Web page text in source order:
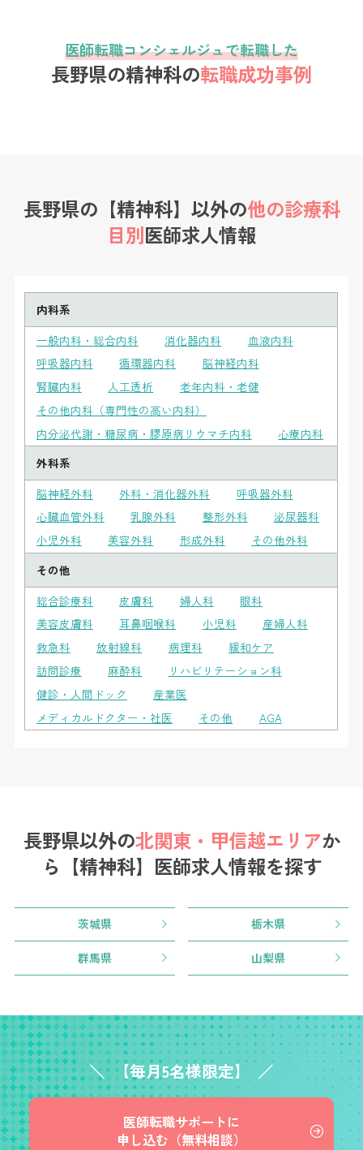
医師転職コンシェルジュで転職した
長野県の精神科の転職成功事例
長野県の【精神科】以外の他の診療科
目別医師求人情報
内科系
一般内科・総合内科
消化器内科
血液内科
呼吸器内科
循環器内科
脳神経内科
腎臓内科
人工透析
老年内科・老健
その他内科（専門性の高い内科）
内分泌代謝・糖尿病・膠原病リウマチ内科
心療内科
外科系
脳神経外科
外科・消化器外科
呼吸器外科
心臓血管外科
乳腺外科 整形外科
泌尿器科
小児外科
美容外科 形成外科
その他外科
その他
総合診療科
皮膚科 婦人科
眼科
美容皮膚科
耳鼻咽喉科 小児科
産婦人科
救急科
放射線科 病理科
緩和ケア
訪問診療
麻酔科
リハビリテーション科
健診・人間ドック
産業医
メディカルドクター・社医
その他 AGA
長野県以外の北関東・甲信越エリアか
ら 【精神科】医師求人情報を探す
茨城県 栃木県
群馬県 山梨県
【毎月5名様限定】
医師転職サポートに
申し込む（無料相談）